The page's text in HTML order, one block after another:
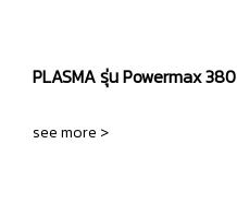
PLASMA รุ่น Powermax 380
see more >